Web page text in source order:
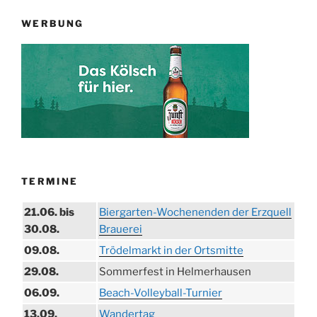
WERBUNG
TERMINE
21.06. bis
30.08.
Biergarten-Wochenenden der Erzquell
Brauerei
09.08.
Trödelmarkt in der Ortsmitte
29.08.
Sommerfest in Helmerhausen
06.09.
Beach-Volleyball-Turnier